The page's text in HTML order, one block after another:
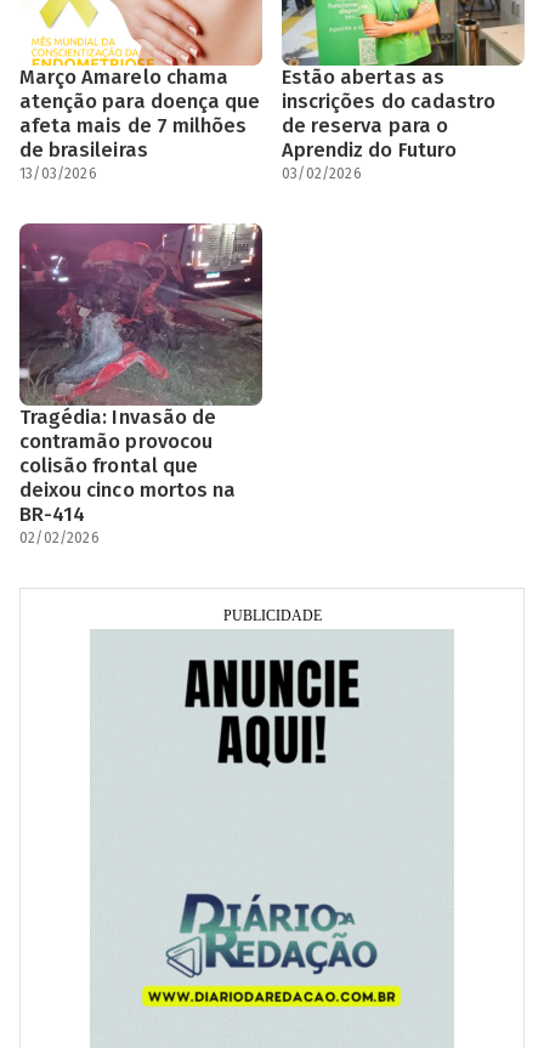
Março Amarelo chama
atenção para doença que
afeta mais de 7 milhões
de brasileiras
13/03/2026
Estão abertas as
inscrições do cadastro
de reserva para o
Aprendiz do Futuro
03/02/2026
Tragédia: Invasão de
contramão provocou
colisão frontal que
deixou cinco mortos na
BR-414
02/02/2026